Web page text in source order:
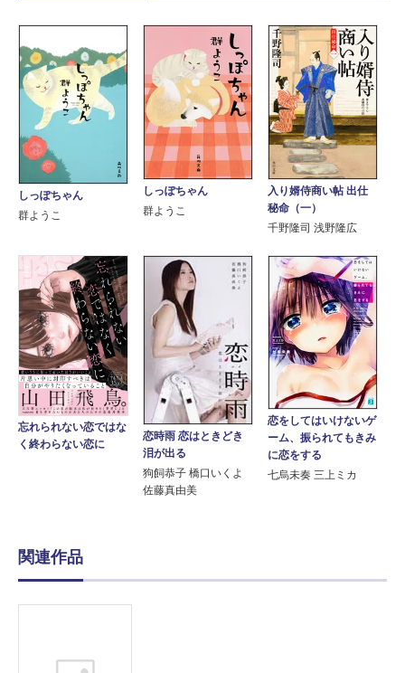
しっぽちゃん
群ようこ
しっぽちゃん
群ようこ
入り婿侍商い帖 出仕
秘命（一）
千野隆司 浅野隆広
忘れられない恋ではな
く終わらない恋に
恋時雨 恋はときどき
泪が出る
狗飼恭子 橋口いくよ
佐藤真由美
恋をしてはいけないゲ
ーム、振られてもきみ
に恋をする
七烏未奏 三上ミカ
関連作品